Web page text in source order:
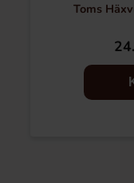
Toms